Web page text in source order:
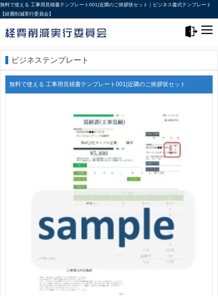
無料で使える 工事用見積書テンプレート001|近隣のご挨拶状セット｜ビジネス書式テンプレート
【経費削減実行委員会】
ビジネステンプレート
無料で使える 工事用見積書テンプレート001|近隣のご挨拶状セット